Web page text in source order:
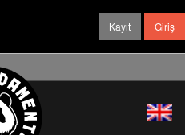
Kayıt Giriş